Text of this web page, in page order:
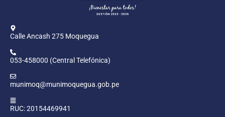
Calle Ancash 275 Moquegua
053-458000 (Central Telefónica)
munimoq@munimoquegua.gob.pe
RUC: 20154469941